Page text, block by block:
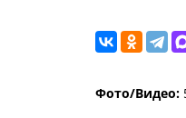
Фото/Видео: